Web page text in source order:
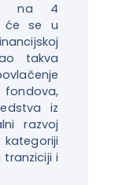
na 4
će se u
takva
iz
razvoj
tranziciji i